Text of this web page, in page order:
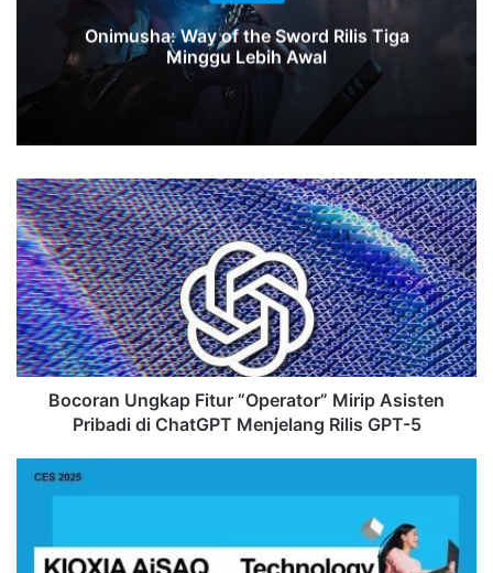
Onimusha: Way of the Sword Rilis Tiga
Minggu Lebih Awal
Bocoran
Ungkap
Fitur
“Operator”
Mirip
Asisten
Pribadi
di
ChatGPT
Menjelang
Bocoran Ungkap Fitur “Operator” Mirip Asisten
Pribadi di ChatGPT Menjelang Rilis GPT-5
KIOXIA
Tingkatkan
Lewat